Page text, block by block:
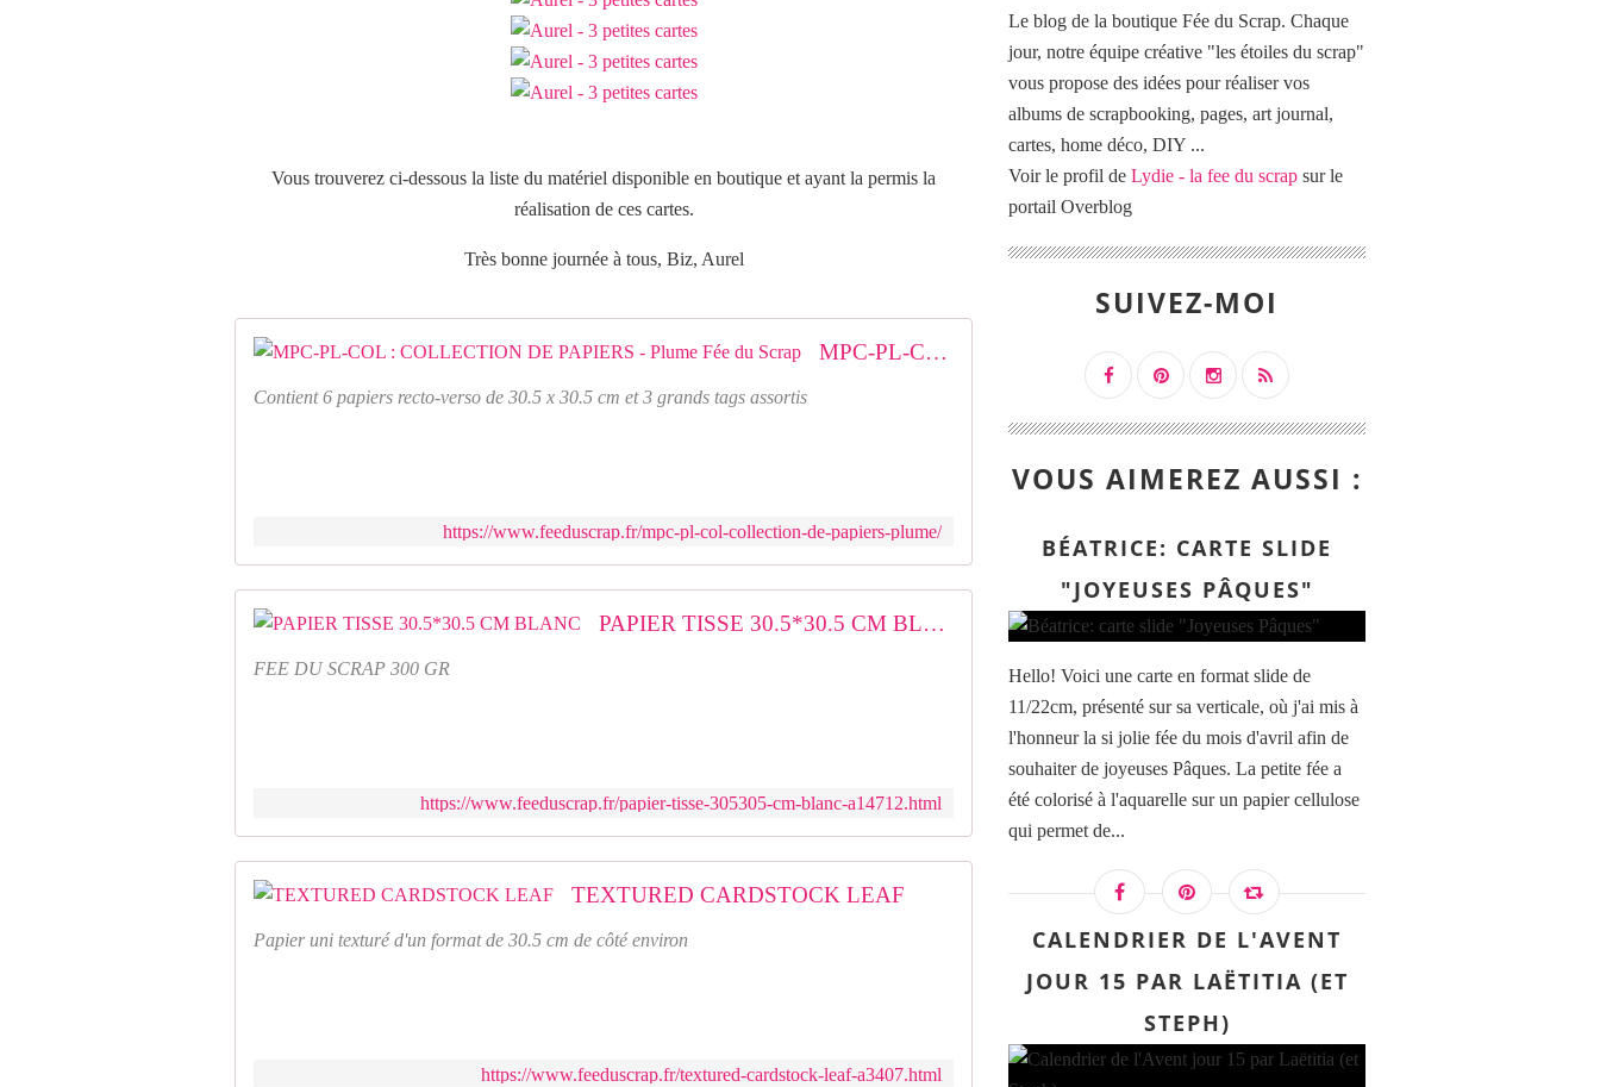
Vous trouverez ci-dessous la liste du matériel disponible en boutique et ayant la permis la
réalisation de ces cartes.
Très bonne journée à tous, Biz, Aurel
MPC-PL-COL : COLLECTION DE PAPIERS - Plume Fée du Scrap
Contient 6 papiers recto-verso de 30.5 x 30.5 cm et 3 grands tags assortis
https://www.feeduscrap.fr/mpc-pl-col-collection-de-papiers-plume/
PAPIER TISSE 30.5*30.5 CM BLANC
FEE DU SCRAP 300 GR
https://www.feeduscrap.fr/papier-tisse-305305-cm-blanc-a14712.html
TEXTURED CARDSTOCK LEAF
Papier uni texturé d'un format de 30.5 cm de côté environ
https://www.feeduscrap.fr/textured-cardstock-leaf-a3407.html
Le blog de la boutique Fée du Scrap. Chaque
jour, notre équipe créative "les étoiles du scrap"
vous propose des idées pour réaliser vos
albums de scrapbooking, pages, art journal,
cartes, home déco, DIY ...
Voir le profil de Lydie - la fee du scrap sur le
portail Overblog
SUIVEZ-MOI
VOUS AIMEREZ AUSSI :
BÉATRICE: CARTE SLIDE
"JOYEUSES PÂQUES"
Hello! Voici une carte en format slide de
11/22cm, présenté sur sa verticale, où j'ai mis à
l'honneur la si jolie fée du mois d'avril afin de
souhaiter de joyeuses Pâques. La petite fée a
été colorisé à l'aquarelle sur un papier cellulose
qui permet de...
CALENDRIER DE L'AVENT
JOUR 15 PAR LAËTITIA (ET
STEPH)